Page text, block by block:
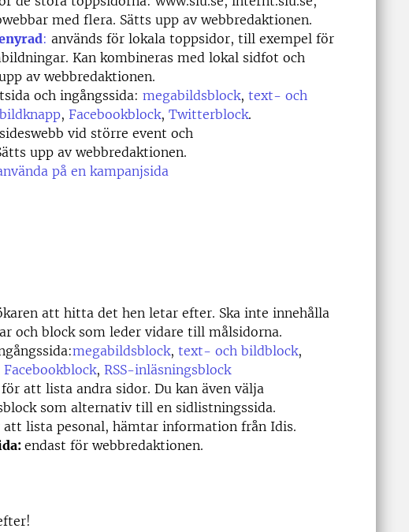
med flera. Sätts upp av webbredaktionen.
: används för lokala toppsidor, till exempel för
Kan kombineras med lokal sidfot och
av webbredaktionen.
och ingångssida: megabildsblock, text- och
bildknapp, Facebookblock, Twitterblock.
vid större event och
upp av webbredaktionen.
på en kampanjsida
att hitta det hen letar efter. Ska inte innehålla
och block som leder vidare till målsidorna.
megabildsblock, text- och bildblock,
Facebookblock, RSS-inläsningsblock
att lista andra sidor. Du kan även välja
som alternativ till en sidlistningssida.
att lista pesonal, hämtar information från Idis.
endast för webbredaktionen.